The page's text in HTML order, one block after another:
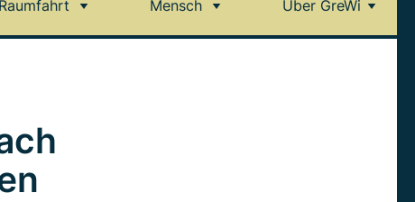
Mensch Über GreWi